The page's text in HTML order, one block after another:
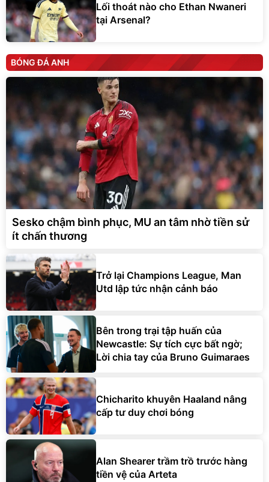
Lối thoát nào cho Ethan Nwaneri
tại Arsenal?
BÓNG ĐÁ ANH
Sesko chậm bình phục, MU an tâm nhờ tiền sử
ít chấn thương
Trở lại Champions League, Man
Utd lập tức nhận cảnh báo
Bên trong trại tập huấn của
Newcastle: Sự tích cực bất ngờ;
Lời chia tay của Bruno Guimaraes
Chicharito khuyên Haaland nâng
cấp tư duy chơi bóng
Alan Shearer trầm trồ trước hàng
tiền vệ của Arteta